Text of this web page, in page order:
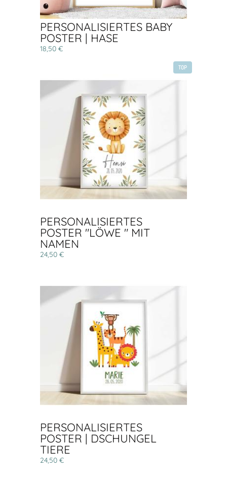
PERSONALISIERTES BABY
POSTER | HASE
18,50 €
TOP
PERSONALISIERTES
POSTER "LÖWE " MIT
NAMEN
24,50 €
PERSONALISIERTES
POSTER | DSCHUNGEL
TIERE
24,50 €